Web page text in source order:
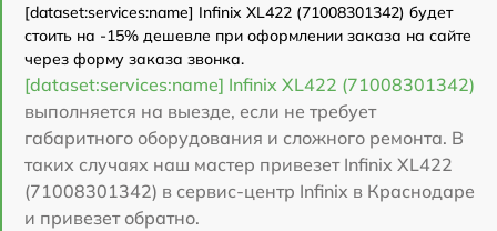
[dataset:services:name] Infinix XL422 (71008301342) будет
стоить на -15% дешевле при оформлении заказа на сайте
через форму заказа звонка.
[dataset:services:name] Infinix XL422 (71008301342)
выполняется на выезде, если не требует
габаритного оборудования и сложного ремонта. В
таких случаях наш мастер привезет Infinix XL422
(71008301342) в сервис-центр Infinix в Краснодаре
и привезет обратно.